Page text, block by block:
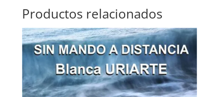
Productos relacionados